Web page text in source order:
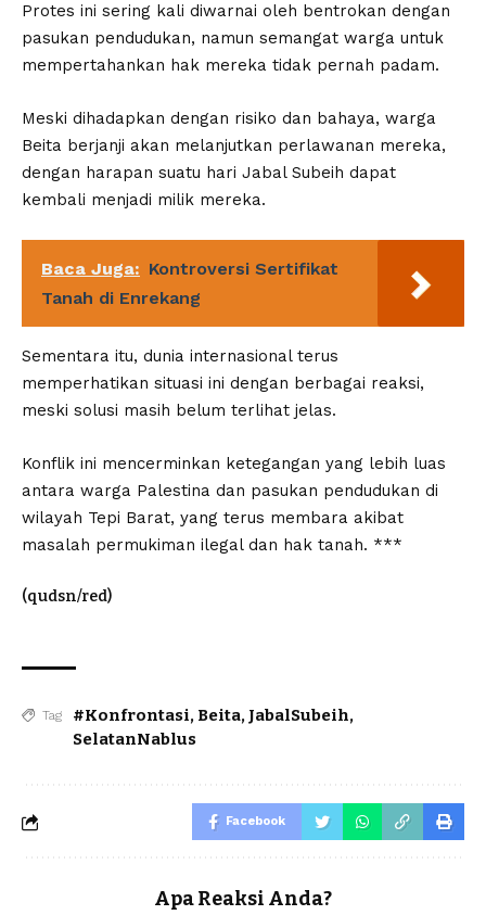
Protes ini sering kali diwarnai oleh bentrokan dengan
pasukan pendudukan, namun semangat warga untuk
mempertahankan hak mereka tidak pernah padam.
Meski dihadapkan dengan risiko dan bahaya, warga
Beita berjanji akan melanjutkan perlawanan mereka,
dengan harapan suatu hari Jabal Subeih dapat
kembali menjadi milik mereka.
Baca Juga: Kontroversi Sertifikat
Tanah di Enrekang
Sementara itu, dunia internasional terus
memperhatikan situasi ini dengan berbagai reaksi,
meski solusi masih belum terlihat jelas.
Konflik ini mencerminkan ketegangan yang lebih luas
antara warga Palestina dan pasukan pendudukan di
wilayah Tepi Barat, yang terus membara akibat
masalah permukiman ilegal dan hak tanah. ***
(qudsn/red)
Tag #Konfrontasi, Beita, JabalSubeih,
SelatanNablus
Facebook
Apa Reaksi Anda?